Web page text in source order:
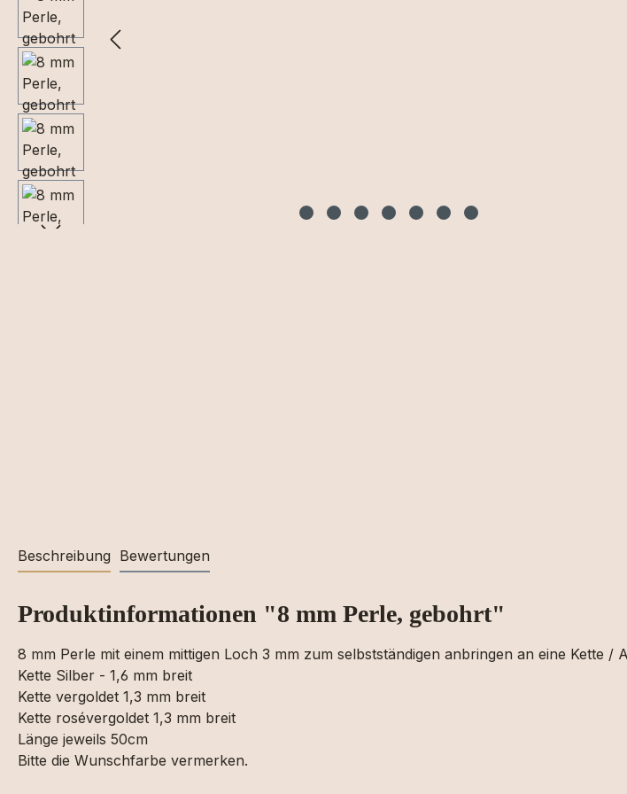
Beschreibung Bewertungen
Produktinformationen "8 mm Perle, gebohrt"
8 mm Perle mit einem mittigen Loch 3 mm zum selbstständigen anbringen an eine Kette /
Kette Silber - 1,6 mm breit
Kette vergoldet 1,3 mm breit
Kette rosévergoldet 1,3 mm breit
Länge jeweils 50cm
Bitte die Wunschfarbe vermerken.